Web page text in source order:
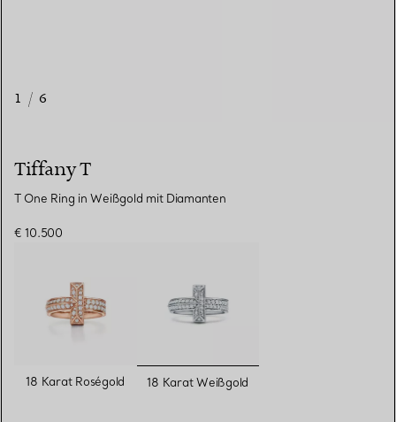
1 / 6
Tiffany T
T One Ring in Weißgold mit Diamanten
€ 10.500
18 Karat Roségold ausgewählt
18 Karat Weißgold